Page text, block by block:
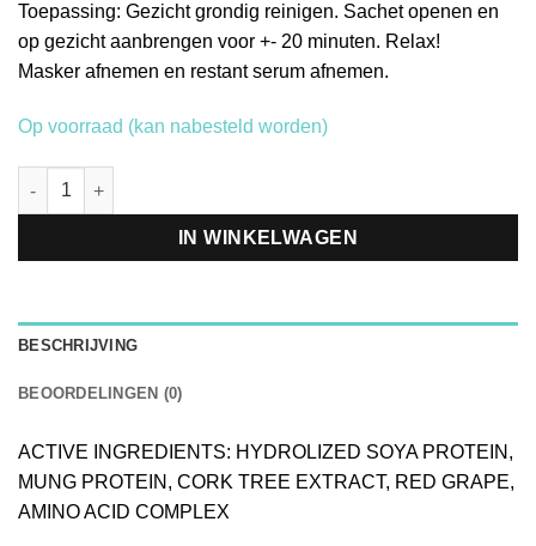
Toepassing: Gezicht grondig reinigen. Sachet openen en
op gezicht aanbrengen voor +- 20 minuten. Relax!
Masker afnemen en restant serum afnemen.
Op voorraad (kan nabesteld worden)
BeautyFace Intelligent Skin Therapy Home Spa Mask Soya
IN WINKELWAGEN
BESCHRIJVING
BEOORDELINGEN (0)
ACTIVE INGREDIENTS: HYDROLIZED SOYA PROTEIN,
MUNG PROTEIN, CORK TREE EXTRACT, RED GRAPE,
AMINO ACID COMPLEX